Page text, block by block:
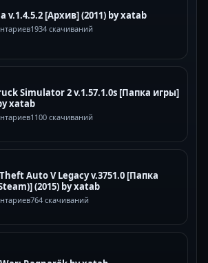
v.1.4.5.2 [Архив] (2011) by xatab
1934 скачиваний
Simulator 2 v.1.57.1.0s [Папка игры]
xatab
1100 скачиваний
Auto V Legacy v.3751.0 [Папка
(2015) by xatab
764 скачиваний